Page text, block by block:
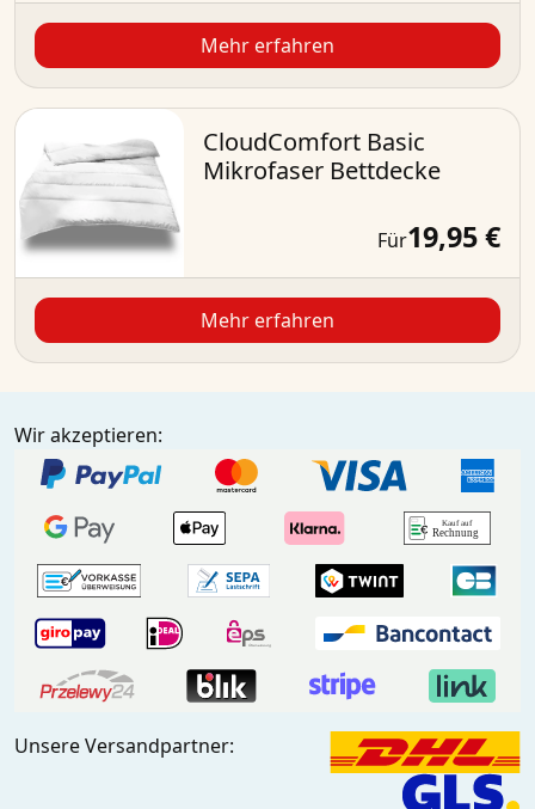
Mehr erfahren
CloudComfort Basic
Mikrofaser Bettdecke
Für19,95 €
Mehr erfahren
Wir akzeptieren:
Unsere Versandpartner: